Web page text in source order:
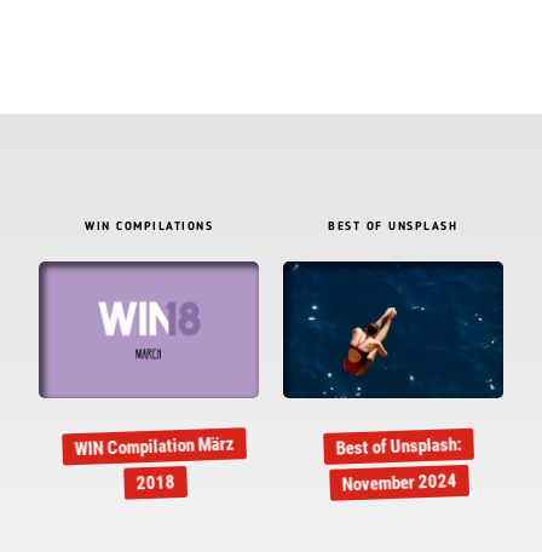
WIN COMPILATIONS
WIN Compilation März
2018
BEST OF UNSPLASH
Best of Unsplash:
November 2024